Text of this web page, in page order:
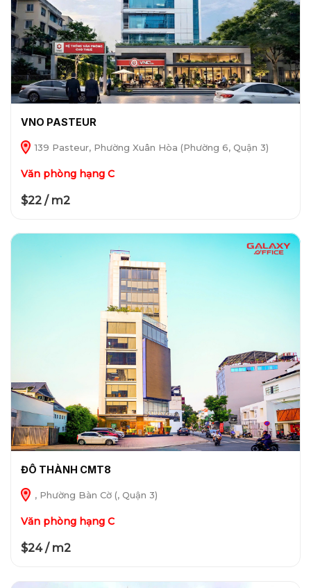
VNO PASTEUR
139 Pasteur, Phường Xuân Hòa (Phường 6, Quận 3)
Văn phòng hạng C
$22 / m2
ĐÔ THÀNH CMT8
, Phường Bàn Cờ (, Quận 3)
Văn phòng hạng C
$24 / m2